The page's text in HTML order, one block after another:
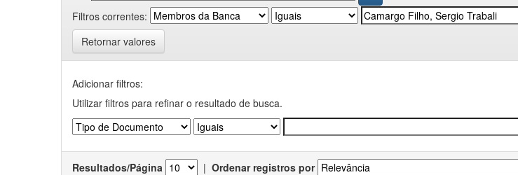
Filtros correntes:
Retornar valores
Adicionar filtros:
Utilizar filtros para refinar o resultado de busca.
Resultados/Página | Ordenar registros por